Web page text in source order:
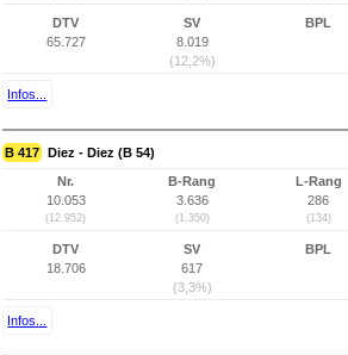
DTV
65.727
SV
8.019
(12,2%)
BPL
Infos...
B 417 Diez - Diez (B 54)
Nr.
10.053
(12.952)
B-Rang
3.636
(1.350)
L-Rang
286
(134)
DTV
18.706
SV
617
(3,3%)
BPL
Infos...